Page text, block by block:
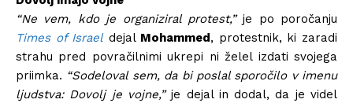
“Ne vem, kdo je organiziral protest,”je po poročanju
Times of Israeldejal Mohammed , protestnik, ki zaradi
strahu pred povračilnimi ukrepi ni želel izdati svojega
priimka. “Sodeloval sem, da bi poslal sporočilo v imenu
ljudstva: Dovolj je vojne,”je dejal in dodal, da je videl